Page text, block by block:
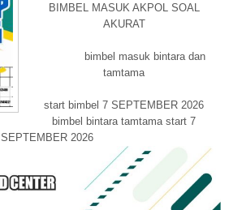
BIMBEL MASUK AKPOL SOAL
AKURAT
bimbel masuk bintara dan
tamtama
start bimbel 7 SEPTEMBER 2026
bimbel bintara tamtama start 7
SEPTEMBER 2026